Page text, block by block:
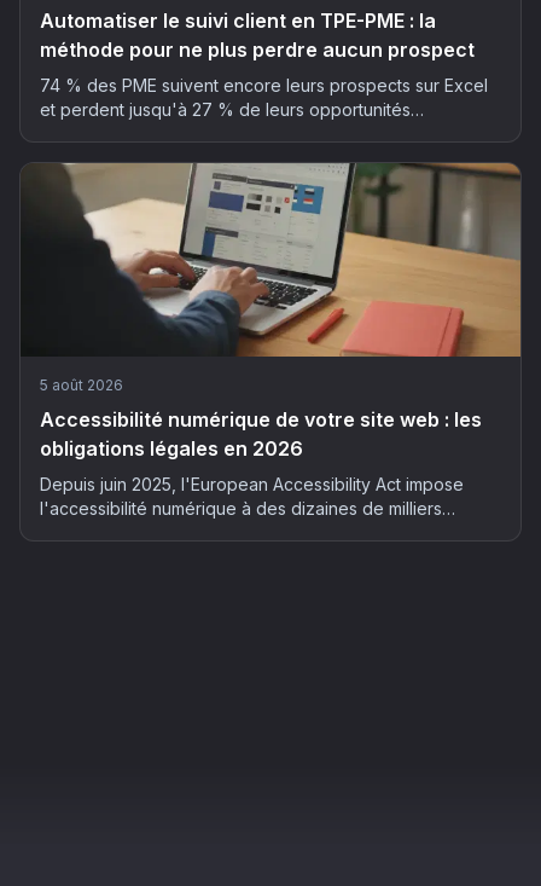
Automatiser le suivi client en TPE-PME : la
méthode pour ne plus perdre aucun prospect
74 % des PME suivent encore leurs prospects sur Excel
et perdent jusqu'à 27 % de leurs opportunités
son suivi client sans y passer ses soirées.
5 août 2026
Accessibilité numérique de votre site web : les
obligations légales en 2026
Depuis juin 2025, l'European Accessibility Act impose
l'accessibilité numérique à des dizaines de milliers